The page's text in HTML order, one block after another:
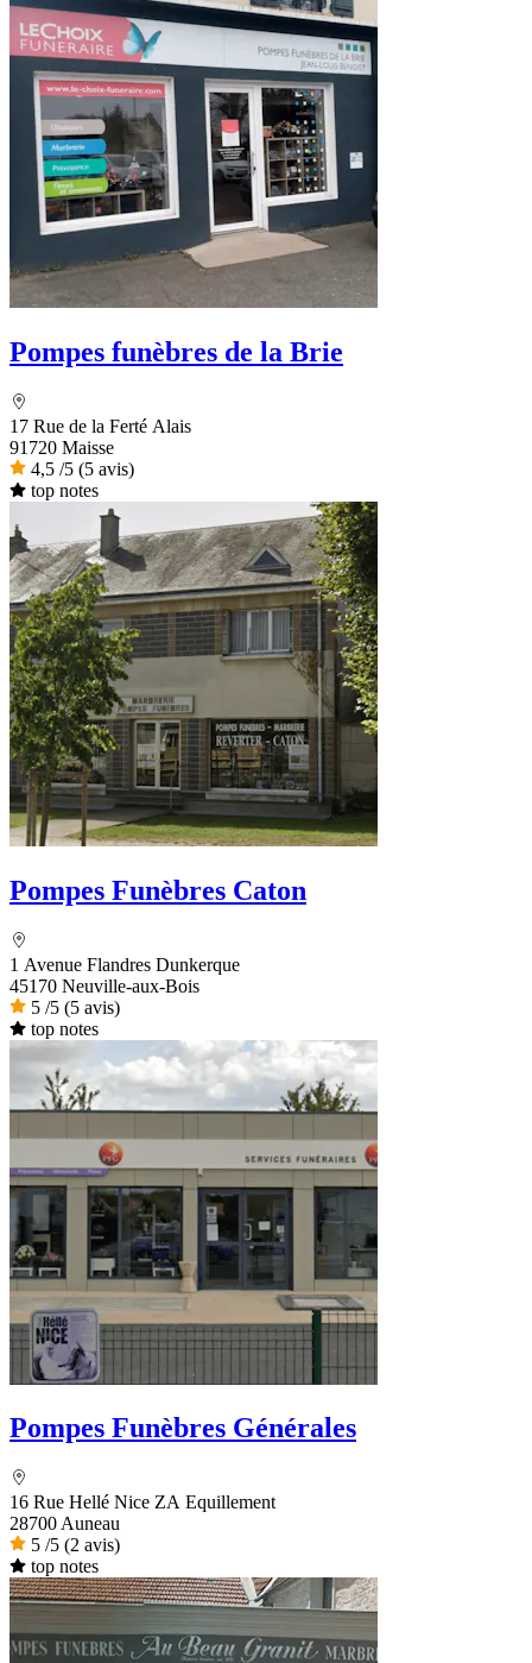
Pompes funèbres de la Brie
17 Rue de la Ferté Alais
91720 Maisse
4,5 /5 (5 avis)
top notes
Pompes Funèbres Caton
1 Avenue Flandres Dunkerque
45170 Neuville-aux-Bois
5 /5 (5 avis)
top notes
Pompes Funèbres Générales
16 Rue Hellé Nice ZA Equillement
28700 Auneau
5 /5 (2 avis)
top notes